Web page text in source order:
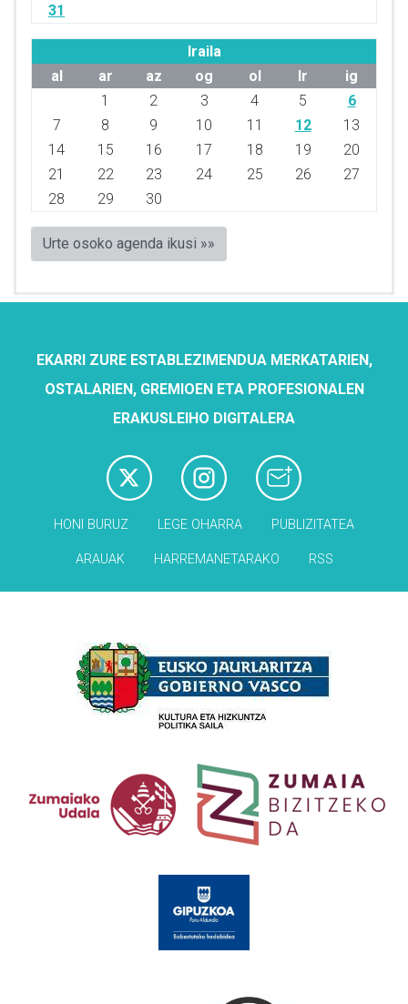
31
Iraila
al
ar az og ol lr
ig
1
2 3 4 5
6
7
8 9 10 11 12
13
14
15 16 17 18 19
20
21
22 23 24 25 26
27
28
29 30
Urte osoko agenda ikusi »»
EKARRI ZURE ESTABLEZIMENDUA MERKATARIEN,
OSTALARIEN, GREMIOEN ETA PROFESIONALEN
ERAKUSLEIHO DIGITALERA
HONI BURUZ LEGE OHARRA PUBLIZITATEA
ARAUAK HARREMANETARAKO RSS